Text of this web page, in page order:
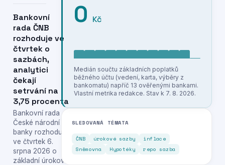
Bankovní
rada ČNB
rozhoduje ve
čtvrtek o
sazbách,
analytici
čekají
setrvání na
3,75 procenta
Bankovní rada
České národní
banky rozhoduje
ve čtvrtek 6.
srpna 2026 o
základní úrokové
0 Kč
Medián součtu základních poplatků
běžného účtu (vedení, karta, výběry z
bankomatu) napříč 13 ověřenými bankami.
Vlastní metrika redakce. Stav k 7. 8. 2026.
SLEDOVANÁ TÉMATA
ČNB úrokové sazby
inflace
Sněmovna
Hypotéky repo sazba